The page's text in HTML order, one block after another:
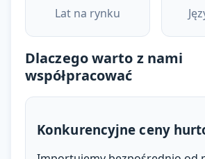
Lat na rynku
Dlaczego warto z nami
współpracować
Konkurencyjne ceny